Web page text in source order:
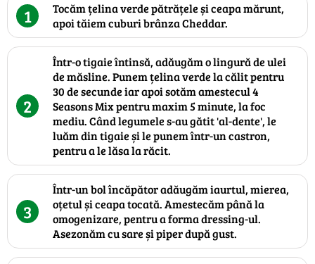
1
Tocăm țelina verde pătrățele și ceapa mărunt,
apoi tăiem cuburi brânza Cheddar.
2
Într-o tigaie întinsă, adăugăm o lingură de ulei
de măsline. Punem țelina verde la călit pentru
30 de secunde iar apoi sotăm amestecul 4
Seasons Mix pentru maxim 5 minute, la foc
mediu. Când legumele s-au gătit 'al-dente', le
luăm din tigaie și le punem într-un castron,
pentru a le lăsa la răcit.
3
Într-un bol încăpător adăugăm iaurtul, mierea,
oțetul și ceapa tocată. Amestecăm până la
omogenizare, pentru a forma dressing-ul.
Asezonăm cu sare și piper după gust.